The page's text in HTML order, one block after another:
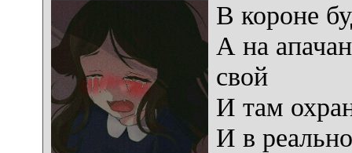
В короне
А на
свой
И там
И в